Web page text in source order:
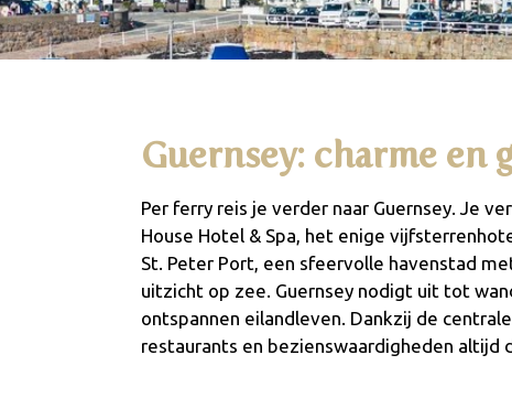
Guernsey: charme en
Per ferry reis je verder naar Guernsey. Je
House Hotel & Spa, het enige
St. Peter Port, een sfeervolle havenstad
uitzicht op zee. Guernsey nodigt uit tot
ontspannen eilandleven. Dankzij de
restaurants en bezienswaardigheden altijd